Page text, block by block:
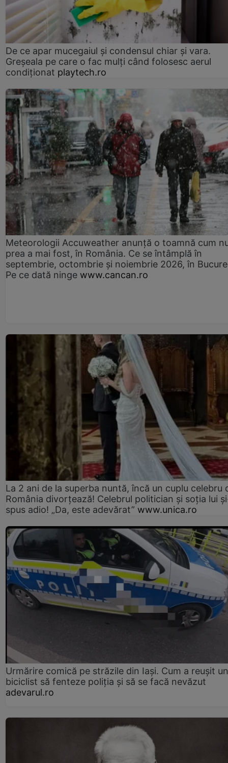
De ce apar mucegaiul și condensul chiar și vara.
Greșeala pe care o fac mulți când folosesc aerul
condiționat playtech.ro
Meteorologii Accuweather anunță o toamnă cum
prea a mai fost, în România. Ce se întâmplă în
septembrie, octombrie și noiembrie 2026, în
Pe ce dată ninge www.cancan.ro
La 2 ani de la superba nuntă, încă un cuplu celebru
România divorțează! Celebrul politician și soția lui
spus adio! „Da, este adevărat” www.unica.ro
Urmărire comică pe străzile din Iași. Cum a reușit un
biciclist să fenteze poliția și să se facă nevăzut
adevarul.ro